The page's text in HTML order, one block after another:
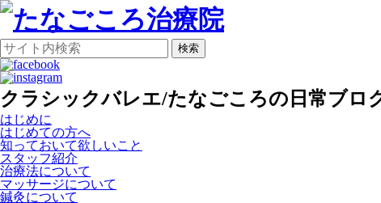
検索
クラシックバレエ/たなごころの日常ブロ
はじめに
はじめての方へ
知っておいて欲しいこと
スタッフ紹介
治療法について
マッサージについて
鍼灸について